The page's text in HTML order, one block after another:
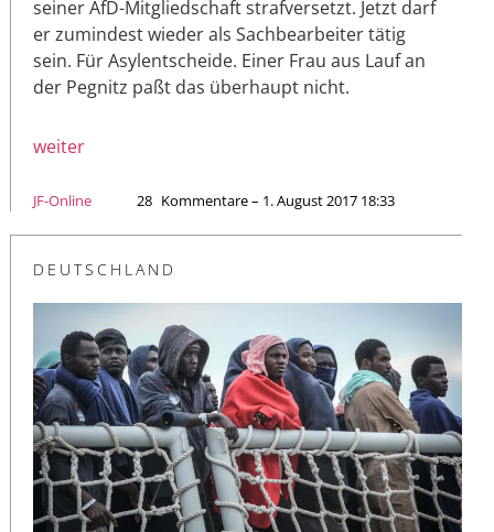
seiner AfD-Mitgliedschaft strafversetzt. Jetzt darf
er zumindest wieder als Sachbearbeiter tätig
sein. Für Asylentscheide. Einer Frau aus Lauf an
der Pegnitz paßt das überhaupt nicht.
weiter
JF-Online 28 Kommentare – 1. August 2017 18:33
DEUTSCHLAND